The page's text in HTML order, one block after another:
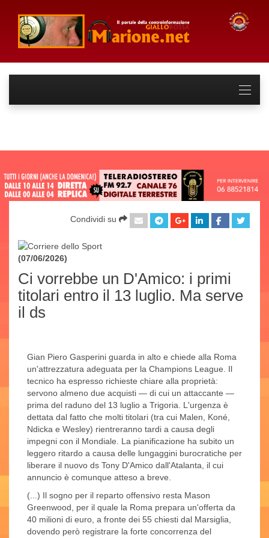
Condividi su
(07/06/2026)
Ci vorrebbe un D'Amico: i primi
titolari entro il 13 luglio. Ma serve
il ds
Gian Piero Gasperini guarda in alto e chiede alla Roma
un'attrezzatura adeguata per la Champions League. Il
tecnico ha espresso richieste chiare alla proprietà:
servono almeno due acquisti — di cui un attaccante —
prima del raduno del 13 luglio a Trigoria. L'urgenza è
dettata dal fatto che molti titolari (tra cui Malen, Koné,
Ndicka e Wesley) rientreranno tardi a causa degli
impegni con il Mondiale. La pianificazione ha subito un
leggero ritardo a causa delle lungaggini burocratiche per
liberare il nuovo ds Tony D'Amico dall'Atalanta, il cui
annuncio è comunque atteso a breve.
(...) Il sogno per il reparto offensivo resta Mason
Greenwood, per il quale la Roma prepara un'offerta da
40 milioni di euro, a fronte dei 55 chiesti dal Marsiglia,
dovendo però registrare la forte concorrenza del